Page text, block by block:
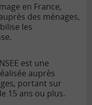
en France,
des ménages,
les
est une
auprès
portant sur
15 ans ou plus.